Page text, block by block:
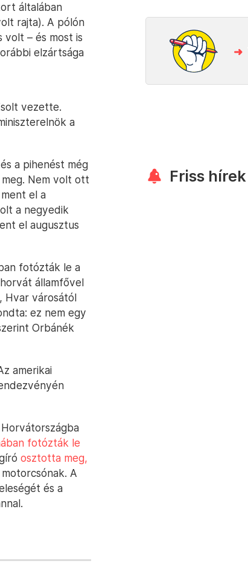
általában
rajta). A pólón
volt – és most is
elzártsága
vezette.
a
a pihenést még
Nem volt ott
el a
a negyedik
el augusztus
fotózták le a
államfővel
Hvar városától
ez nem egy
Orbánék
amerikai
fotózták le
osztotta meg,
A
és a
Friss hírek